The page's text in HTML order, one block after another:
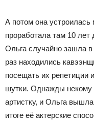
А потом она
проработала там 10
Ольга случайно зашла
раз находились
посещать их репетиции
шутки. Однажды
артистку, и Ольга
итоге её актерские